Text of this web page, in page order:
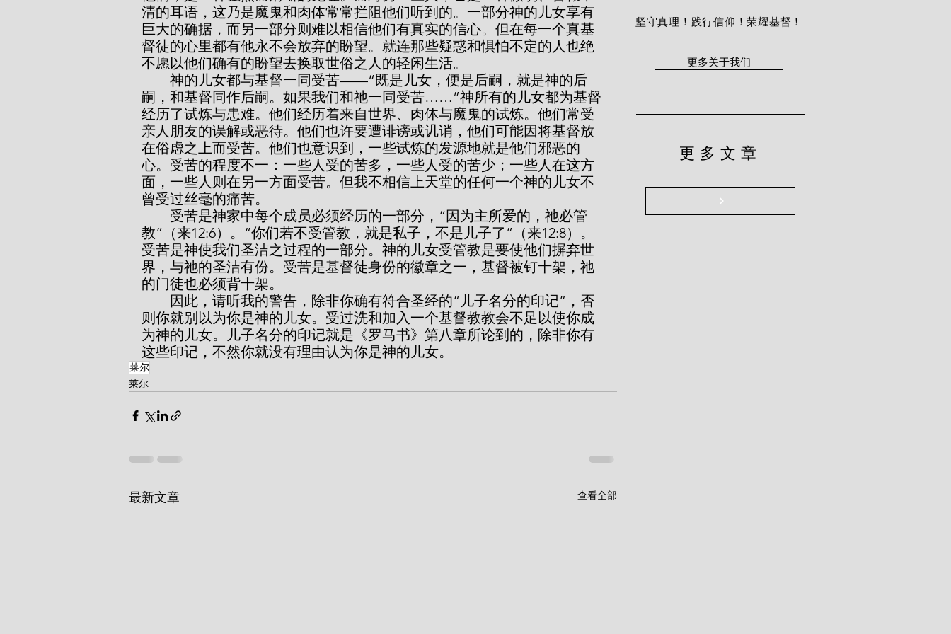
清的耳语，这乃是魔鬼和肉体常常拦阻他们听到的。一部分神的儿女享有
巨大的确据，而另一部分则难以相信他们有真实的信心。但在每一个真基
督徒的心里都有他永不会放弃的盼望。就连那些疑惑和惧怕不定的人也绝
不愿以他们确有的盼望去换取世俗之人的轻闲生活。
嗣，和基督同作后嗣。如果我们和祂一同受苦……”神所有的儿女都为基督
经历了试炼与患难。他们经历着来自世界、肉体与魔鬼的试炼。他们常受
亲人朋友的误解或恶待。他们也许要遭诽谤或讥诮，他们可能因将基督放
在俗虑之上而受苦。他们也意识到，一些试炼的发源地就是他们邪恶的
心。受苦的程度不一：一些人受的苦多，一些人受的苦少；一些人在这方
面，一些人则在另一方面受苦。但我不相信上天堂的任何一个神的儿女不
曾受过丝毫的痛苦。
教”（来12:6）。“你们若不受管教，就是私子，不是儿子了”（来12:8）。
受苦是神使我们圣洁之过程的一部分。神的儿女受管教是要使他们摒弃世
界，与祂的圣洁有份。受苦是基督徒身份的徽章之一，基督被钉十架，祂
的门徒也必须背十架。
则你就别以为你是神的儿女。受过洗和加入一个基督教教会不足以使你成
为神的儿女。儿子名分的印记就是《罗马书》第八章所论到的，除非你有
这些印记，不然你就没有理由认为你是神的儿女。
莱尔
莱尔
最新文章 查看全部
坚守真理！践行信仰！荣耀基督！
更多关于我们
更多文章